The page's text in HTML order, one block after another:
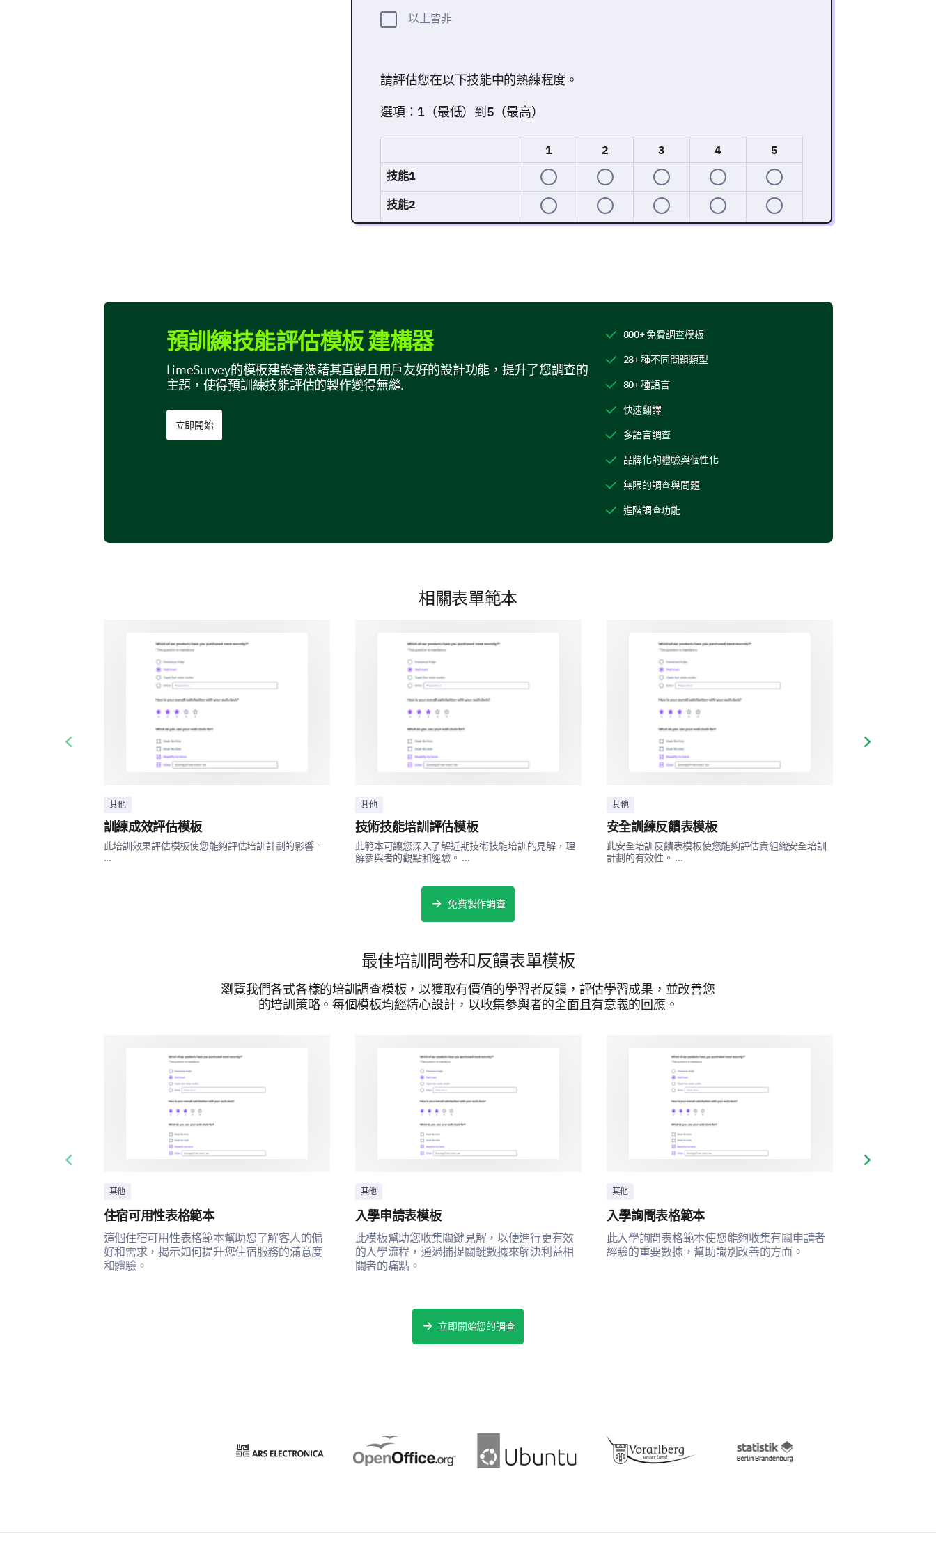
以上皆非
請評估您在以下技能中的熟練程度。
選項：1（最低）到5（最高）
1 2 3 4
5
技能1
技能2
個人學習風格與偏好
這一部分旨在了解您的學習偏好，以便定制您的培訓體驗。
您在多大程度上同意以下有關學習偏好的陳述？
我喜歡在培訓過程中進行互動和實踐活動。
培訓項目的期望
您的期望塑造您對培訓的滿意度。幫助我們理解您對該計劃的期望。
您參加這次培訓的主要目標是什麼？
獲得新技能 精煉現有知識 滿足認證要求 其他:
是
主題1
提供技術支持
預訓練技能評估模板 建構器
LimeSurvey的模板建設者憑藉其直觀且用戶友好的設計功能，提升了您調查的
主題，使得預訓練技能評估的製作變得無縫.
立即開始
800+ 免費調查模板
28+ 種不同問題類型
80+ 種語言
快速翻譯
多語言調查
品牌化的體驗與個性化
無限的調查與問題
進階調查功能
相關表單範本
其他
訓練成效評估模板
此培訓效果評估模板使您能夠評估培訓計劃的影響。
...
其他
技術技能培訓評估模板
此範本可讓您深入了解近期技術技能培訓的見解，理
解參與者的觀點和經驗。 ...
其他
安全訓練反饋表模板
此安全培訓反饋表模板使您能夠評估貴組織安全培訓
計劃的有效性。 ...
Previous slide Next slide
免費製作調查
最佳培訓問卷和反饋表單模板
瀏覽我們各式各樣的培訓調查模板，以獲取有價值的學習者反饋，評估學習成果，並改善您
的培訓策略。每個模板均經精心設計，以收集參與者的全面且有意義的回應。
其他
住宿可用性表格範本
這個住宿可用性表格範本幫助您了解客人的偏
好和需求，揭示如何提升您住宿服務的滿意度
和體驗。
其他
入學申請表模板
此模板幫助您收集關鍵見解，以便進行更有效
的入學流程，通過捕捉關鍵數據來解決利益相
關者的痛點。
其他
入學詢問表格範本
此入學詢問表格範本使您能夠收集有關申請者
經驗的重要數據，幫助識別改善的方面。
Previous slide Next slide
立即開始您的調查